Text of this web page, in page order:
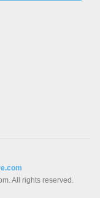
All rights reserved.